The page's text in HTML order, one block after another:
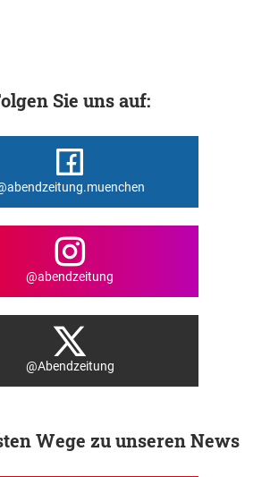
Sie uns auf:
@abendzeitung
@Abendzeitung
Wege zu unseren News